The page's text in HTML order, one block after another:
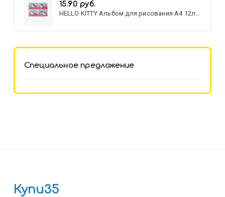
15.90 руб.
HELLO KITTY Альбом для рисования А4 12л.
Специальное предложение
Купи35